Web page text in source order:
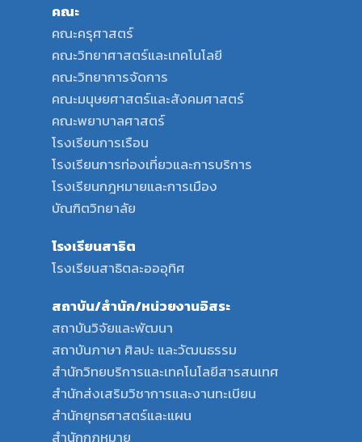
คณะ
คณะครุศาสตร์
คณะวิทยาศาสตร์และเทคโนโลยี
คณะวิทยาการจัดการ
คณะมนุษยศาสตร์และสังคมศาสตร์
คณะพยาบาลศาสตร์
โรงเรียนการเรือน
โรงเรียนการท่องเที่ยวและการบริการ
โรงเรียนกฎหมายและการเมือง
บัณฑิตวิทยาลัย
โรงเรียนสาธิต
โรงเรียนสาธิตละอออุทิศ
สถาบัน/สำนัก/หน่วยงานอิสระ
สถาบันวิจัยและพัฒนา
สถาบันภาษา ศิลปะ และวัฒนธรรม
สำนักวิทยบริการและเทคโนโลยีสารสนเทศ
สำนักส่งเสริมวิชาการและงานทะเบียน
สำนักยุทธศาสตร์และแผน
สำนักกฎหมาย